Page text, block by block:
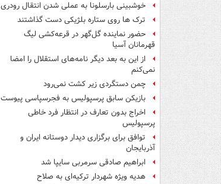
خوشبینی بارسلونا به عملی شدن انتقال رودری
ترک ها روی ستاره بلژیکی دست گذاشتند
حضور نماینده گل‌گهر در قرعه‌کشی لیگ
قهرمانان آسیا
از این به بعد دیگر نامه‌های استقلال را امضا
نمی‌کنم
چمن دستگردی زیر کشت نمی‌رود
بازیکن سابق پرسپولیس به فجرسپاسی پیوست
اخراج بدون تعارف در انتظار فرد خاطی
پرسپولیس
توافق برای برگزاری دیدار دوستانه ایران و
آذربایجان
ابراهیم صادقی سرمربی سایپا شد
هدیه ویژه شهردار ترکیه‌ای به صلاح